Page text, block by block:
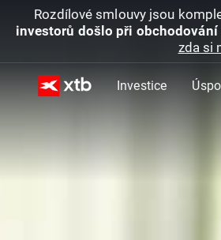
Rozdílové smlouvy jsou
investorů došlo při
zda si
Investice